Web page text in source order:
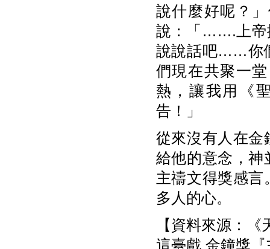
說什麼好呢？
說：「…….上帝
說說話吧……你
們現在共聚一
熱，讓我用《
告！」
從來沒有人在金
給他的意念，神
主禱文得獎感言
多人的心。
【資料來源：
這臺戲 金鐘獎